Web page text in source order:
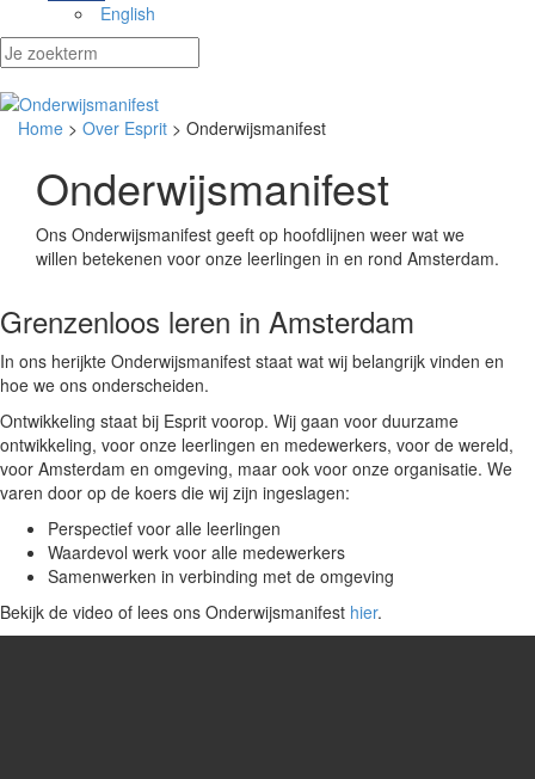
English
Home > Over Esprit > Onderwijsmanifest
Onderwijsmanifest
Ons Onderwijsmanifest geeft op hoofdlijnen weer wat we
willen betekenen voor onze leerlingen in en rond Amsterdam.
Grenzenloos leren in Amsterdam
In ons herijkte Onderwijsmanifest staat wat wij belangrijk vinden en
hoe we ons onderscheiden.
Ontwikkeling staat bij Esprit voorop. Wij gaan voor duurzame
ontwikkeling, voor onze leerlingen en medewerkers, voor de wereld,
voor Amsterdam en omgeving, maar ook voor onze organisatie. We
varen door op de koers die wij zijn ingeslagen:
Perspectief voor alle leerlingen
Waardevol werk voor alle medewerkers
Samenwerken in verbinding met de omgeving
Bekijk de video of lees ons Onderwijsmanifest hier.